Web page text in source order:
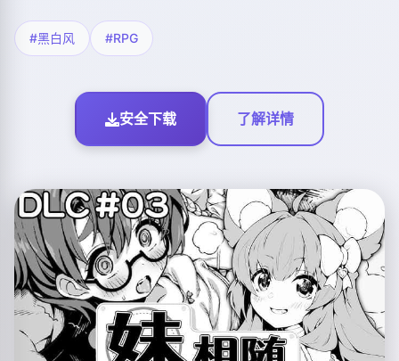
#黑白风 #RPG
安全下载 了解详情